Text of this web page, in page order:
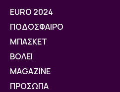
EURO 2024
ΠΟΔΟΣΦΑΙΡΟ
ΜΠΑΣΚΕΤ
ΒOΛΕΙ
MAGAZINE
ΠΡΟΣΩΠΑ